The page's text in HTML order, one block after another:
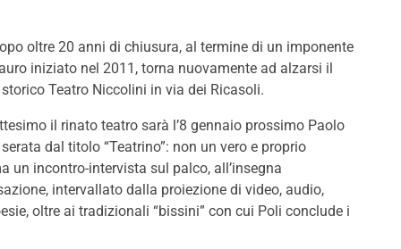
oltre 20 anni di chiusura, al termine di un imponente
iniziato nel 2011, torna nuovamente ad alzarsi il
Teatro Niccolini in via dei Ricasoli.
il rinato teatro sarà l’8 gennaio prossimo Paolo
dal titolo “Teatrino”: non un vero e proprio
un incontro-intervista sul palco, all’insegna
intervallato dalla proiezione di video, audio,
oltre ai tradizionali “bissini” con cui Poli conclude i